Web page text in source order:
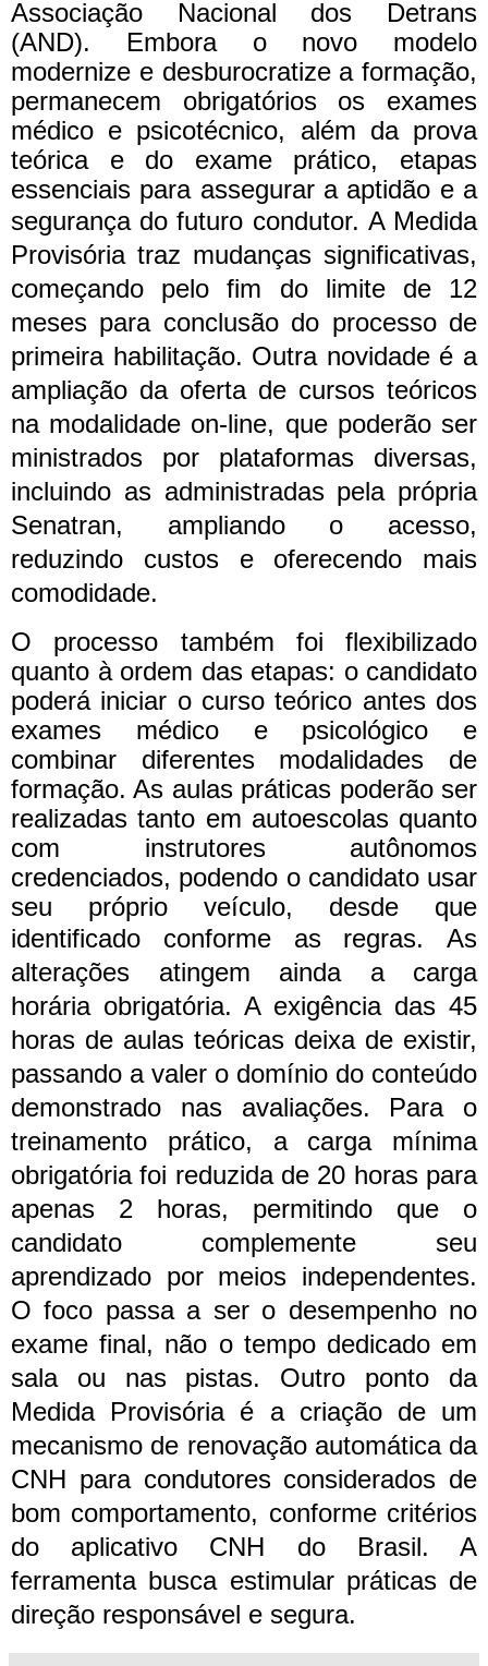
Associação Nacional dos Detrans
(AND). Embora o novo modelo
modernize e desburocratize a formação,
permanecem obrigatórios os exames
médico e psicotécnico, além da prova
teórica e do exame prático, etapas
essenciais para assegurar a aptidão e a
segurança do futuro condutor. A Medida
Provisória traz mudanças significativas,
começando pelo fim do limite de 12
meses para conclusão do processo de
primeira habilitação. Outra novidade é a
ampliação da oferta de cursos teóricos
na modalidade on-line, que poderão ser
ministrados por plataformas diversas,
incluindo as administradas pela própria
Senatran, ampliando o acesso,
reduzindo custos e oferecendo mais
comodidade.
O processo também foi flexibilizado
quanto à ordem das etapas: o candidato
poderá iniciar o curso teórico antes dos
exames médico e psicológico e
combinar diferentes modalidades de
formação. As aulas práticas poderão ser
realizadas tanto em autoescolas quanto
com instrutores autônomos
credenciados, podendo o candidato usar
seu próprio veículo, desde que
identificado conforme as regras. As
alterações atingem ainda a carga
horária obrigatória. A exigência das 45
horas de aulas teóricas deixa de existir,
passando a valer o domínio do conteúdo
demonstrado nas avaliações. Para o
treinamento prático, a carga mínima
obrigatória foi reduzida de 20 horas para
apenas 2 horas, permitindo que o
candidato complemente seu
aprendizado por meios independentes.
O foco passa a ser o desempenho no
exame final, não o tempo dedicado em
sala ou nas pistas. Outro ponto da
Medida Provisória é a criação de um
mecanismo de renovação automática da
CNH para condutores considerados de
bom comportamento, conforme critérios
do aplicativo CNH do Brasil. A
ferramenta busca estimular práticas de
direção responsável e segura.